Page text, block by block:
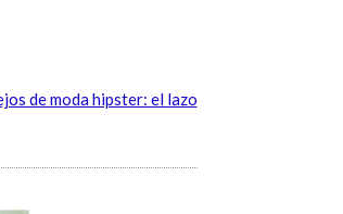
de moda hipster: el lazo